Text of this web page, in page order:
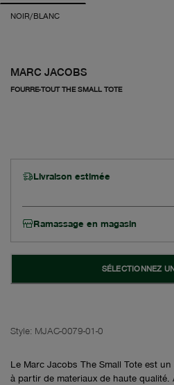
NOIR/BLANC
MARC JACOBS
FOURRE-TOUT THE SMALL TOTE
Livraison estimée
Ramassage en magasin
SÉLECTIONNEZ
Style: MJAC-0079-01-0
Le Marc Jacobs The Small Tote est
à partir de materiaux de haute